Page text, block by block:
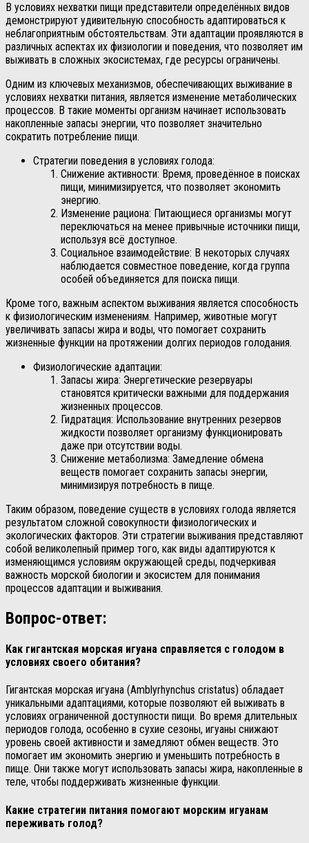
В условиях нехватки пищи представители определённых видов
демонстрируют удивительную способность адаптироваться к
неблагоприятным обстоятельствам. Эти адаптации проявляются в
различных аспектах их физиологии и поведения, что позволяет им
выживать в сложных экосистемах, где ресурсы ограничены.
Одним из ключевых механизмов, обеспечивающих выживание в
условиях нехватки питания, является изменение метаболических
процессов. В такие моменты организм начинает использовать
накопленные запасы энергии, что позволяет значительно
сократить потребление пищи.
Стратегии поведения в условиях голода:
Снижение активности: Время, проведённое в поисках
пищи, минимизируется, что позволяет экономить
энергию.
Изменение рациона: Питающиеся организмы могут
переключаться на менее привычные источники пищи,
используя всё доступное.
Социальное взаимодействие: В некоторых случаях
наблюдается совместное поведение, когда группа
особей объединяется для поиска пищи.
Кроме того, важным аспектом выживания является способность
к физиологическим изменениям. Например, животные могут
увеличивать запасы жира и воды, что помогает сохранить
жизненные функции на протяжении долгих периодов голодания.
Физиологические адаптации:
Запасы жира: Энергетические резервуары
становятся критически важными для поддержания
жизненных процессов.
Гидратация: Использование внутренних резервов
жидкости позволяет организму функционировать
даже при отсутствии воды.
Снижение метаболизма: Замедление обмена
веществ помогает сохранить запасы энергии,
минимизируя потребность в пище.
Таким образом, поведение существ в условиях голода является
результатом сложной совокупности физиологических и
экологических факторов. Эти стратегии выживания представляют
собой великолепный пример того, как виды адаптируются к
изменяющимся условиям окружающей среды, подчеркивая
важность морской биологии и экосистем для понимания
процессов адаптации и выживания.
Вопрос-ответ:
Как гигантская морская игуана справляется с голодом в
условиях своего обитания?
Гигантская морская игуана (Amblyrhynchus cristatus) обладает
уникальными адаптациями, которые позволяют ей выживать в
условиях ограниченной доступности пищи. Во время длительных
периодов голода, особенно в сухие сезоны, игуаны снижают
уровень своей активности и замедляют обмен веществ. Это
помогает им экономить энергию и уменьшить потребность в
пище. Они также могут использовать запасы жира, накопленные в
теле, чтобы поддерживать жизненные функции.
Какие стратегии питания помогают морским игуанам
переживать голод?